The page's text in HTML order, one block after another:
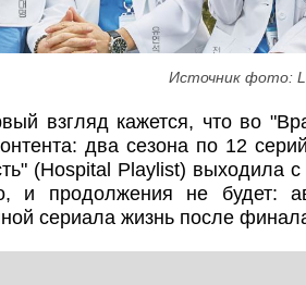
Источник фото:
взгляд кажется, что во
два сезона по 12
(Hospital Playlist) выходила
и продолжения не будет:
сериала жизнь после